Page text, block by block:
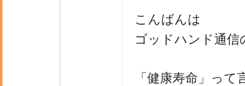
こんばんは
ゴッドハンド通信
「健康寿命」って